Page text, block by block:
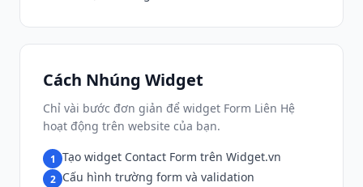
Cách Nhúng Widget
Chỉ vài bước đơn giản để widget Form Liên Hệ
hoạt động trên website của bạn.
1 Tạo widget Contact Form trên Widget.vn
2 Cấu hình trường form và validation